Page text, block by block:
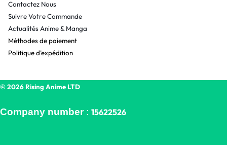
Contactez Nous
Suivre Votre Commande
Actualités Anime & Manga
Méthodes de paiement
Politique d’expédition
© 2026 Rising Anime LTD
Company number: 15622526